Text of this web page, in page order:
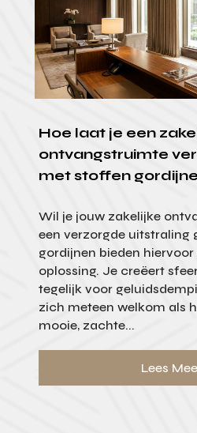
Hoe laat je een
ontvangstruimte
met stoffen
Wil je jouw zakelijke
een verzorgde uitstraling
gordijnen bieden
oplossing. Je creëert
tegelijk voor
zich meteen welkom als
mooie, zachte...
Lees